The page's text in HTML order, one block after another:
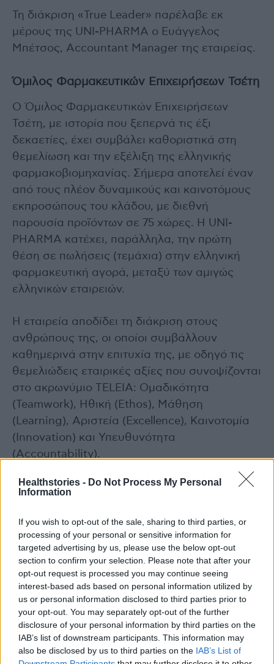
Healthstories - Do Not Process My Personal
Information
If you wish to opt-out of the sale, sharing to third parties, or
processing of your personal or sensitive information for
targeted advertising by us, please use the below opt-out
section to confirm your selection. Please note that after your
opt-out request is processed you may continue seeing
interest-based ads based on personal information utilized by
us or personal information disclosed to third parties prior to
your opt-out. You may separately opt-out of the further
disclosure of your personal information by third parties on the
IAB’s list of downstream participants. This information may
also be disclosed by us to third parties on the IAB’s List of
Τη διάκριση «True Leader» παρέλαβε εκ
μέρους της UNI-PHARMA ο Ευάγγελος
Μπέτσος, Accountant Manager της εταιρείας.
Όμιλος Φαρμακευτικών Επιχειρήσεων Τσέτη
Ο Όμιλος Φαρμακευτικών Επιχειρήσεων
Τσέτη, με ιστορία που ξεπερνά τις έξι
δεκαετίες, έχει συμβάλει καθοριστικά στη
θεμελίωση και την εξέλιξη της ελληνικής
φαρμακοβιομηχανίας. Σήμερα αποτελεί έναν
από τους πλέον δυναμικούς και καινοτόμους
εκπροσώπους του κλάδου, με διεθνή
παρουσία προϊόντων σε 75 χώρες. Η UNI-
PHARMA κατέχει, παράλληλα, την πρώτη
θέση σε πωλήσεις (τεμάχια) στην ελληνική
φαρμακευτική αγορά, μεταξύ των αμιγώς
ελληνικών εταιρειών.
Η εταιρεία αποδίδει τη διάκριση στους
ανθρώπους της, οι οποίοι συμβάλλουν
καθημερινά στην επιτυχία της, με οδηγό τις
θεμελιώδεις εταιρικές αξίες που συνοψίζονται
στο ακρωνύμιο TELEIA: Ομαδικότητα
(Teamwork), Ηθική (Ethos), Μάθηση
(Learning), Αριστεία (Excellence), Καινοτομία
(Innovation) και Υπευθυνότητα
(Accountability).
Διαβάστε επίσης
UNI-PHARMA: Το καινοτόμο συμπλήρωμα
διατροφής LactoLevure βραβεύτηκε στα Prix
Galien
«Προϊόν Της Χρονιάς 2025»: 4 βραβεύσεις για
InterMed και UNI-PHARMA